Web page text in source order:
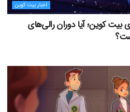
اخبار بیت کوین
بیت کوین؛ آیا دوران رالی‌های